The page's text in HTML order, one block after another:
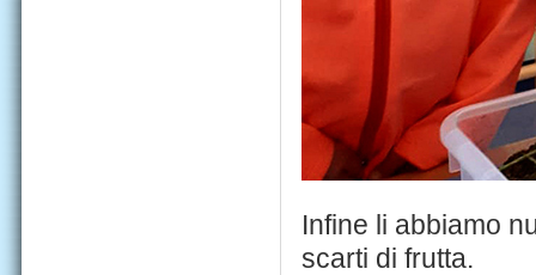
Infine li abbiamo
scarti di frutta.